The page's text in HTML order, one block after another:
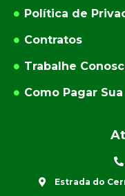
Política de
Contratos
Trabalhe
Como Pagar
Estrada do